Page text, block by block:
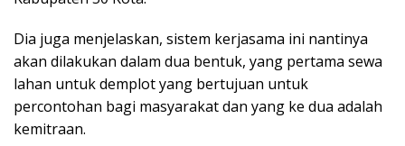
Dia juga menjelaskan, sistem kerjasama ini nantinya
akan dilakukan dalam dua bentuk, yang pertama sewa
lahan untuk demplot yang bertujuan untuk
percontohan bagi masyarakat dan yang ke dua adalah
kemitraan.